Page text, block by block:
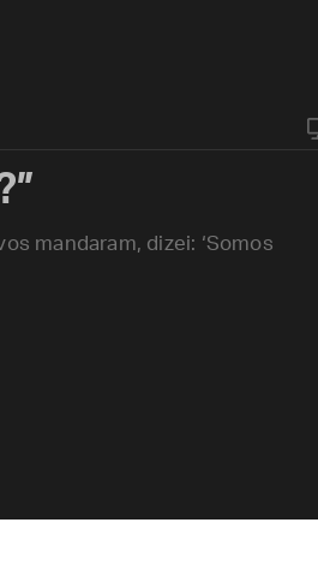
mandaram, dizei: ‘Somos